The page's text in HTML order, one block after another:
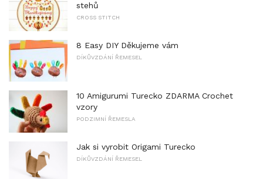
stehů
CROSS STITCH
8 Easy DIY Děkujeme vám
DÍKŮVZDÁNÍ ŘEMESEL
10 Amigurumi Turecko ZDARMA Crochet
vzory
PODZIMNÍ ŘEMESLA
Jak si vyrobit Origami Turecko
DÍKŮVZDÁNÍ ŘEMESEL